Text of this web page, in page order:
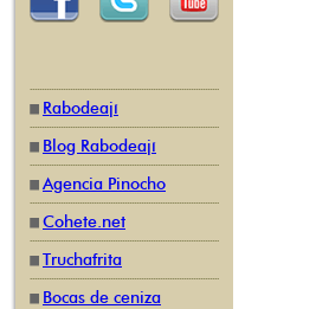
Rabodeají
Blog Rabodeají
Agencia Pinocho
Cohete.net
Truchafrita
Bocas de ceniza